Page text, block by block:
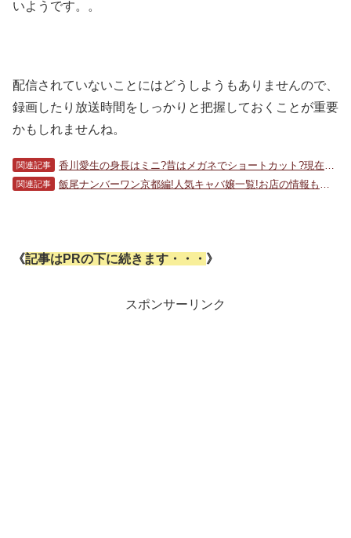
いようです。。
配信されていないことにはどうしようもありませんので、
録画したり放送時間をしっかりと把握しておくことが重要
かもしれませんね。
関連記事 香川愛生の身長はミニ?昔はメガネでショートカット?現在のかわいい画像も![ナカイの窓]
関連記事 飯尾ナンバーワン京都編!人気キャバ嬢一覧!お店の情報もリサーチ!【かりそめ天国】
《記事はPRの下に続きます・・・ 》
スポンサーリンク